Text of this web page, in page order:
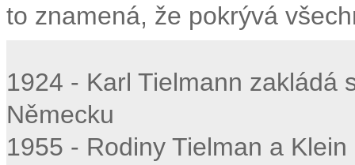
to znamená, že pokrývá
1924 - Karl Tielmann zakládá
Německu
1955 - Rodiny Tielman a